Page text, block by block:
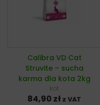
Calibra VD Cat
Struvite – sucha
karma dla kota 2kg
kot
84,90 zł z VAT